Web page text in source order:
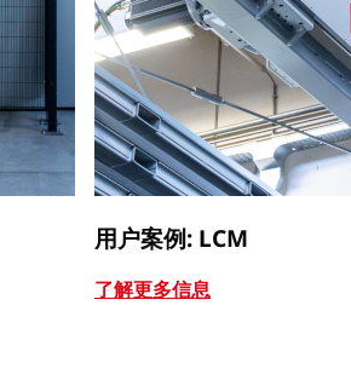
用户案例: LCM
了解更多信息